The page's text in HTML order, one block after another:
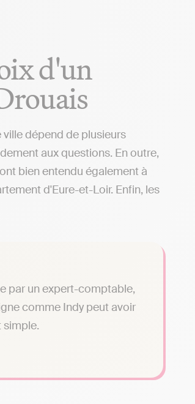
d'un
dépend de plusieurs
aux questions. En outre,
bien entendu également à
d'Eure-et-Loir. Enfin, les
par un expert-comptable,
comme Indy peut avoir